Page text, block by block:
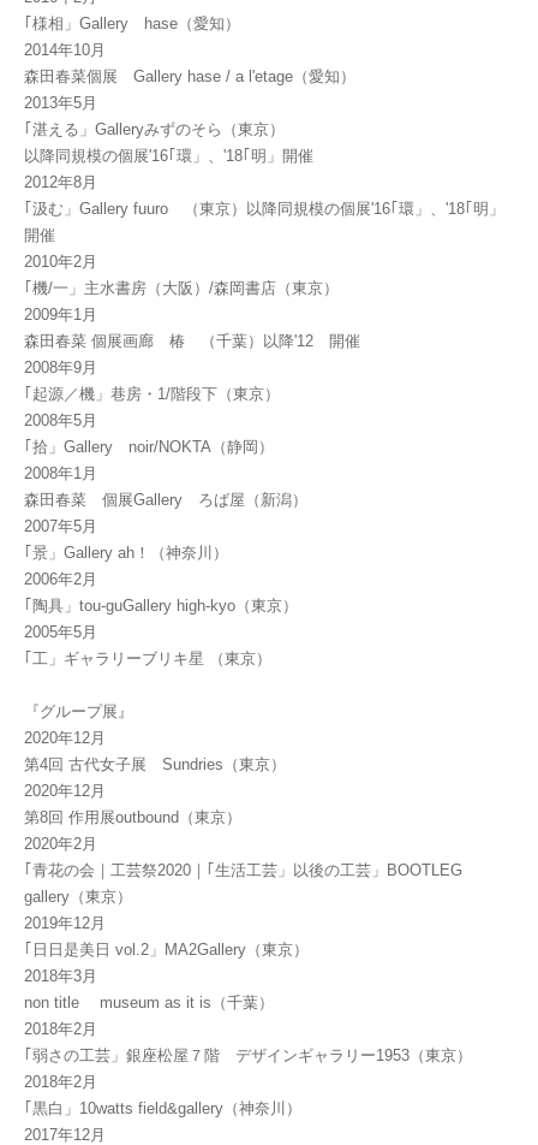
｢様相」Gallery hase（愛知）
2014年10月
森田春菜個展 Gallery hase / a l'etage（愛知）
2013年5月
｢湛える」Galleryみずのそら（東京）
以降同規模の個展'16｢環」、'18｢明」開催
2012年8月
｢汲む」Gallery fuuro （東京）以降同規模の個展'16｢環」、'18｢明」
開催
2010年2月
｢機/一」主水書房（大阪）/森岡書店（東京）
2009年1月
森田春菜 個展画廊 椿 （千葉）以降'12 開催
2008年9月
｢起源／機」巷房・1/階段下（東京）
2008年5月
｢拾」Gallery noir/NOKTA（静岡）
2008年1月
森田春菜 個展Gallery ろば屋（新潟）
2007年5月
｢景」Gallery ah！（神奈川）
2006年2月
｢陶具」tou-guGallery high-kyo（東京）
2005年5月
｢工」ギャラリーブリキ星 （東京）
『グループ展』
2020年12月
第4回 古代女子展 Sundries（東京）
2020年12月
第8回 作用展outbound（東京）
2020年2月
｢青花の会｜工芸祭2020｜｢生活工芸」以後の工芸」BOOTLEG
gallery（東京）
2019年12月
｢日日是美日 vol.2」MA2Gallery（東京）
2018年3月
non title museum as it is（千葉）
2018年2月
｢弱さの工芸」銀座松屋７階 デザインギャラリー1953（東京）
2018年2月
｢黒白」10watts field&gallery（神奈川）
2017年12月